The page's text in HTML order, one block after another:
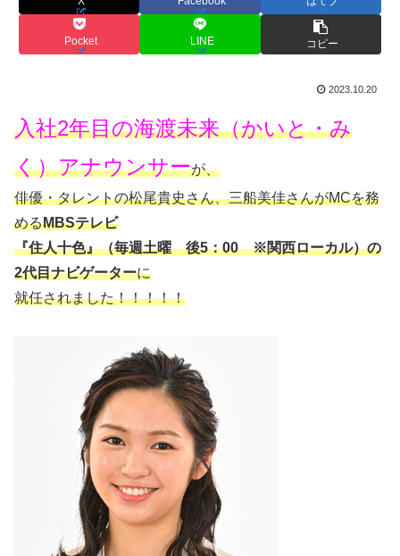
Pocket LINE コピー
2023.10.20
入社2年目の海渡未来（かいと・み
く）アナウンサーが、
俳優・タレントの松尾貴史さん、三船美佳さんがMCを務
めるMBSテレビ
『住人十色』（毎週土曜 後5：00 ※関西ローカル）の
2代目ナビゲーターに
就任されました！！！！！